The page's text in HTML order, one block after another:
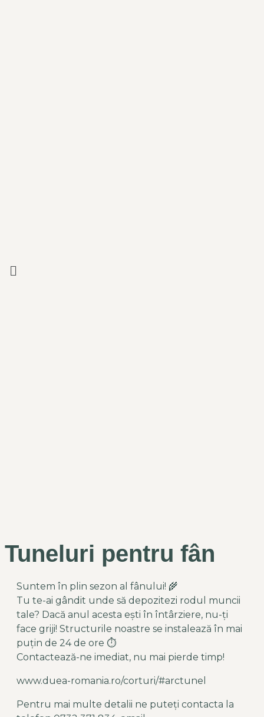
Tuneluri pentru fân
Suntem în plin sezon al fânului! 🌾
Tu te-ai gândit unde să depozitezi rodul muncii
tale? Dacă anul acesta ești în întârziere, nu-ți
face griji! Structurile noastre se instalează în mai
puțin de 24 de ore ⏱
Contactează-ne imediat, nu mai pierde timp!
www.duea-romania.ro/corturi/#arctunel
Pentru mai multe detalii ne puteți contacta la